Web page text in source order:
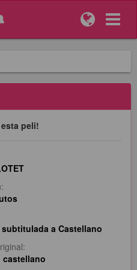
peli!
a Castellano
castellano